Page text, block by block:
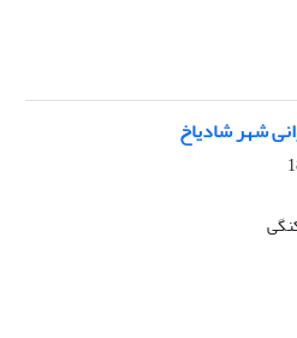
شهر شادیاخ